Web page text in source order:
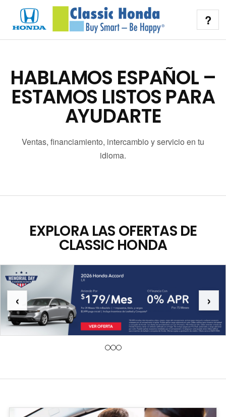
?
HABLAMOS ESPAÑOL –
ESTAMOS LISTOS PARA
AYUDARTE
Ventas, financiamiento, intercambio y servicio en tu
idioma.
EXPLORA LAS OFERTAS DE
CLASSIC HONDA
‹ ›